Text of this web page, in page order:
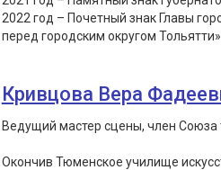
2022 год – Почетный знак Главы
перед городским округом
Кривцова Вера
Ведущий мастер сцены, член Союза
Окончив Тюменское училище